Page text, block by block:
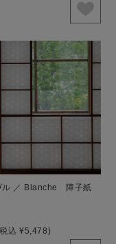
ル ／ Blanche 障子紙
込 ¥5,478)